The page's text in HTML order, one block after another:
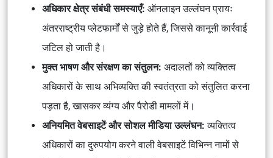
अधिकार क्षेत्र संबंधी समस्याएँ: ऑनलाइन उल्लंघन प्रायः
अंतरराष्ट्रीय प्लेटफार्मों से जुड़े होते हैं, जिससे कानूनी कार्रवाई
जटिल हो जाती है।
मुक्त भाषण और संरक्षण का संतुलन: अदालतों को व्यक्तित्व
अधिकारों के साथ अभिव्यक्ति की स्वतंत्रता को संतुलित करना
पड़ता है, खासकर व्यंग्य और पैरोडी मामलों में।
अनियमित वेबसाइटें और सोशल मीडिया उल्लंघन: व्यक्तित्व
अधिकारों का दुरुपयोग करने वाली वेबसाइटें विभिन्न नामों से